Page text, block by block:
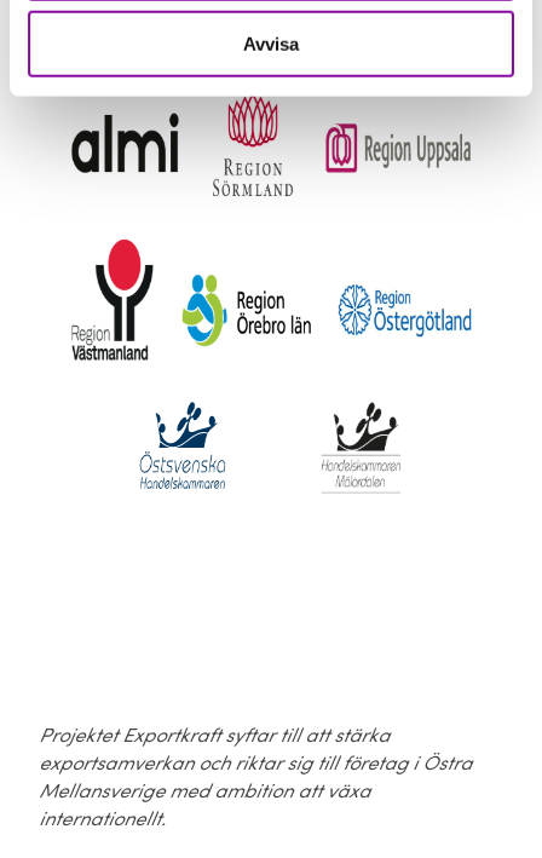
Avvisa
Projektet Exportkraft syftar till att stärka
exportsamverkan och riktar sig till företag i Östra
Mellansverige med ambition att växa
internationellt.